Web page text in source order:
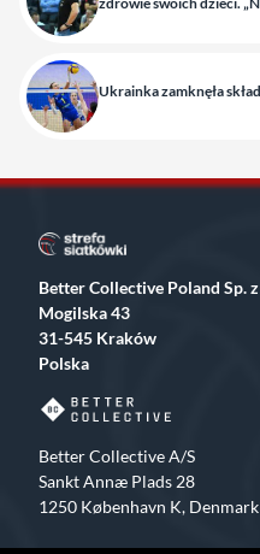
Ukrainka zamknęła
Better Collective Poland Sp.
Mogilska 43
31-545 Kraków
Polska
Better Collective A/S
Sankt Annæ Plads 28
1250 København K,